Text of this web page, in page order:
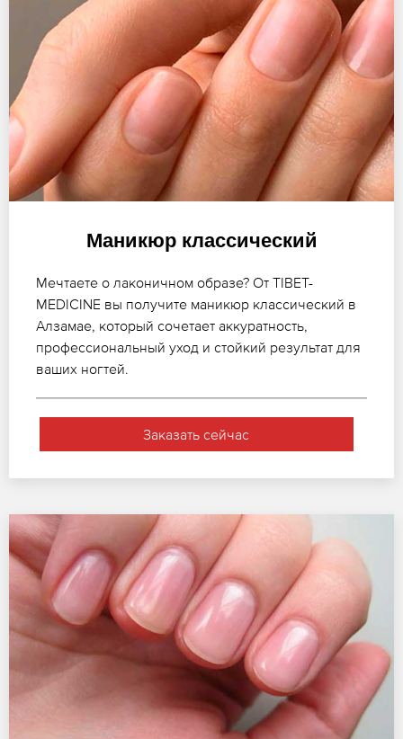
Маникюр классический
Мечтаете о лаконичном образе? От TIBET-
MEDICINE вы получите маникюр классический в
Алзамае, который сочетает аккуратность,
профессиональный уход и стойкий результат для
ваших ногтей.
Заказать сейчас